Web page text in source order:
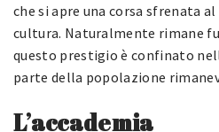
che si apre una corsa sfrenata
cultura. Naturalmente rimane
questo prestigio è confinato
parte della popolazione
L’accademia